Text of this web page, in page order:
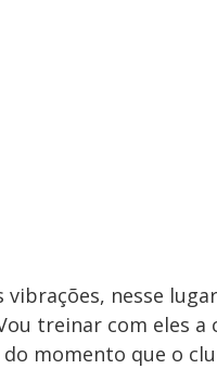
nesse
treinar com eles a
momento que o